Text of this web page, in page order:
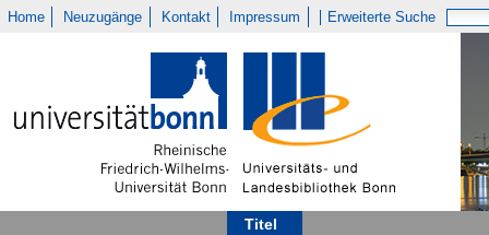
Home Neuzugänge Kontakt Impressum Erweiterte Suche
Titel